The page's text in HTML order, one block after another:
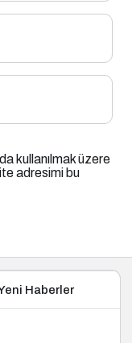
kullanılmak üzere
adresimi bu
Haberler